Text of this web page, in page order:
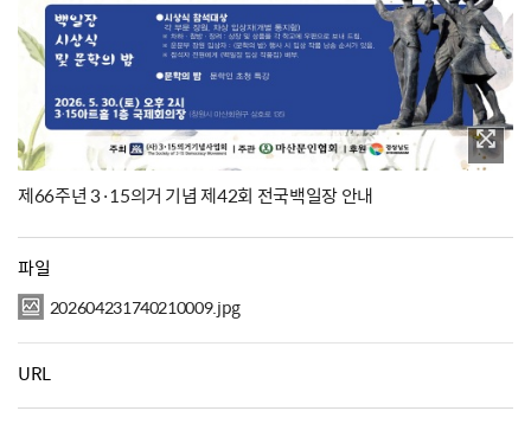
제66주년 3·15의거 기념 제42회 전국백일장 안내
파일
202604231740210009.jpg
URL